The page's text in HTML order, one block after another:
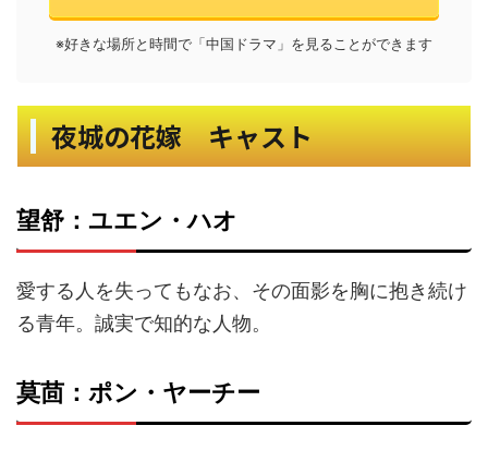
※好きな場所と時間で「中国ドラマ」を見ることができます
夜城の花嫁 キャスト
望舒：ユエン・ハオ
愛する人を失ってもなお、その面影を胸に抱き続け
る青年。誠実で知的な人物。
莫茴：ポン・ヤーチー